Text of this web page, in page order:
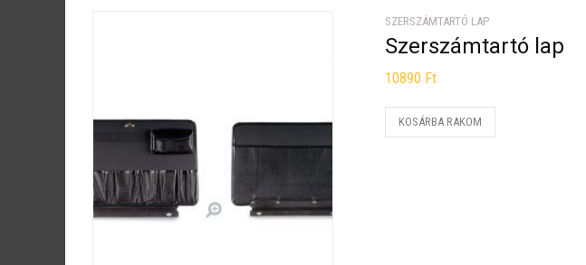
SZERSZÁMTARTÓ LAP
Szerszámtartó lap
10890 Ft
KOSÁRBA RAKOM